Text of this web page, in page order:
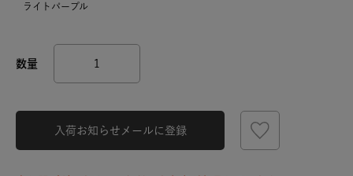
ライトパープル
入荷お知らせメールに登録